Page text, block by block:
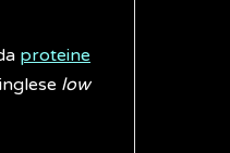
proteine
low